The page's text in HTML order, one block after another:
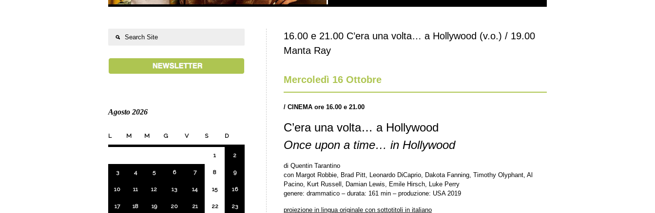
16.00 e 21.00 C’era una volta… a Hollywood (v.o.) / 19.00
Manta Ray
Mercoledì 16 Ottobre
/ CINEMA ore 16.00 e 21.00
C’era una volta… a Hollywood
Once upon a time… in Hollywood
di Quentin Tarantino
con Margot Robbie, Brad Pitt, Leonardo DiCaprio, Dakota Fanning, Timothy Olyphant, Al
Pacino, Kurt Russell, Damian Lewis, Emile Hirsch, Luke Perry
genere: drammatico – durata: 161 min – produzione: USA 2019
proiezione in lingua originale con sottotitoli in italiano
Agosto 2026
L M M G V S D
1 2
3 4 5 6 7 8 9
10 11 12 13 14 15 16
17 18 19 20 21 22 23